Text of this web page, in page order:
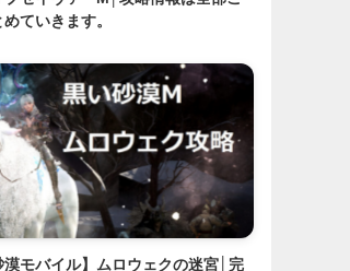
ていきます。
漠モバイル】ムロウェクの迷宮│完